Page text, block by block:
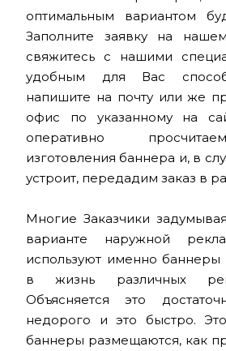
оптимальным вариантом
Заполните заявку на
свяжитесь с нашими
удобным для Вас
напишите на почту или же
офис по указанному на
оперативно
изготовления баннера и, в
устроит, передадим заказ в
Многие Заказчики
варианте наружной
используют именно
в жизнь различных
Объясняется это
недорого и это быстро.
баннеры размещаются, как